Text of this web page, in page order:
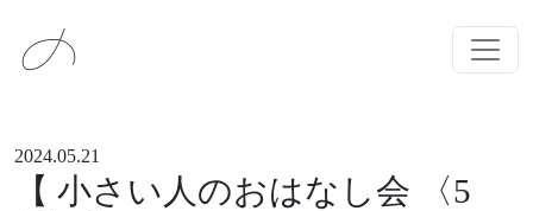
メインナビゲーション
2024.05.21
【 小さい人のおはなし会 〈5